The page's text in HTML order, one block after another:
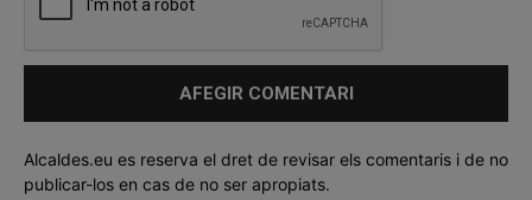
Alcaldes.eu es reserva el dret de revisar els comentaris i de no
publicar-los en cas de no ser apropiats.